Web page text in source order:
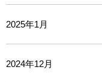
2025年1月
2024年12月